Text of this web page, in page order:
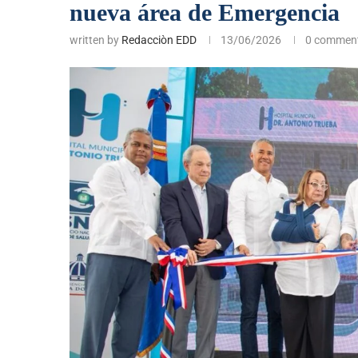
nueva área de Emergencia
written by Redacciòn EDD 13/06/2026 0